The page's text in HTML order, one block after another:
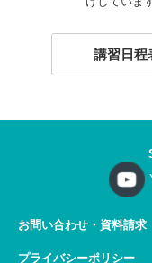
講習日程
お問い合わせ・資料請求
プライバシーポリシー